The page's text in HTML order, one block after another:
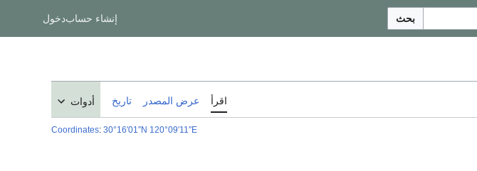
بحث إنشاء حسابدخول
اقرأ عرض المصدر تاريخ أدوات
Coordinates: 30°16′01″N 120°09′11″E